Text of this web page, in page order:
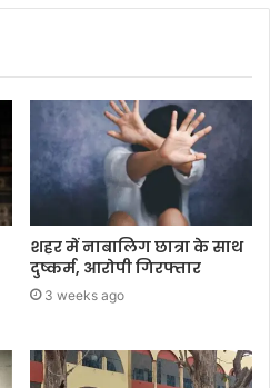
शहर में नाबालिग छात्रा के साथ
दुष्कर्म, आरोपी गिरफ्तार
3 weeks ago